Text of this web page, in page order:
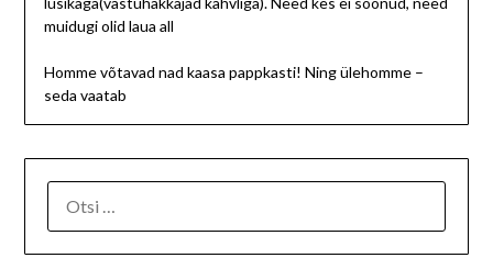
muidugi olid laua all
Homme võtavad nad kaasa pappkasti! Ning ülehomme –
seda vaatab